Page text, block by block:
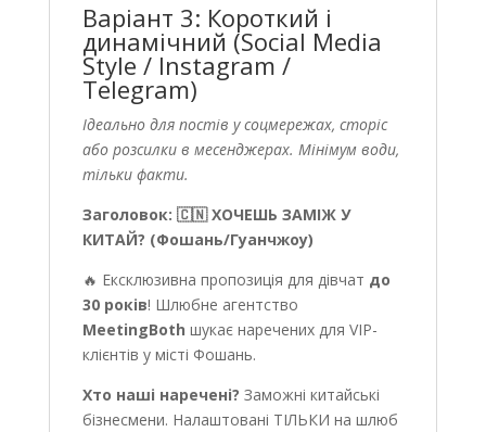
Варіант 3: Короткий і
динамічний (Social Media
Style / Instagram /
Telegram)
Ідеально для постів у соцмережах, сторіс
або розсилки в месенджерах. Мінімум води,
тільки факти.
Заголовок: 🇨🇳 ХОЧЕШЬ ЗАМІЖ У
КИТАЙ? (Фошань/Гуанчжоу)
🔥 Ексклюзивна пропозиція для дівчат до
30 років! Шлюбне агентство
MeetingBoth шукає наречених для VIP-
клієнтів у місті Фошань.
Хто наші наречені? Заможні китайські
бізнесмени. Налаштовані ТІЛЬКИ на шлюб